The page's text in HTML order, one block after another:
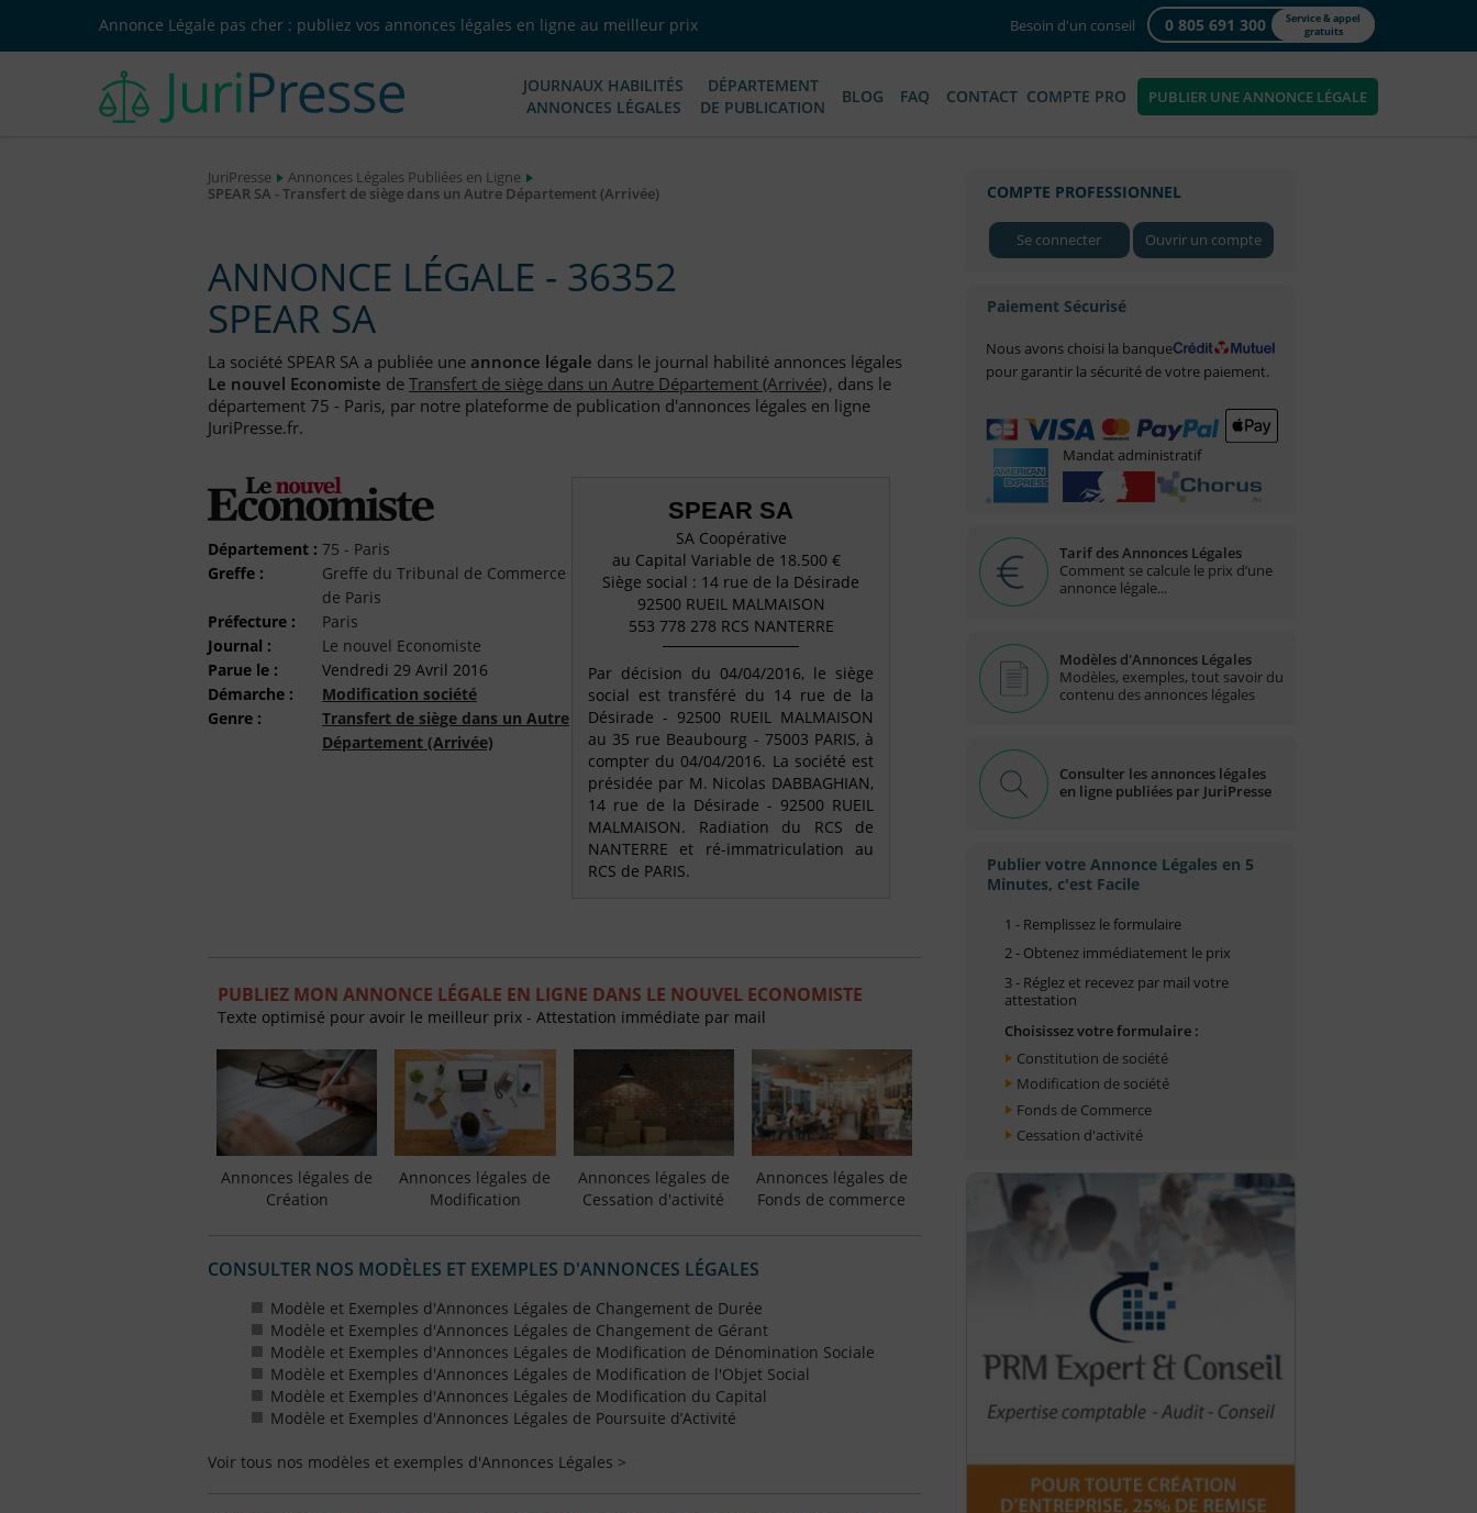
Annonce Légale pas cher : publiez vos annonces légales en ligne au meilleur prix Besoin d'un conseil 0 805 691 300
Service & appel
gratuits
JOURNAUX HABILITÉS
ANNONCES LÉGALES
DÉPARTEMENT
DE PUBLICATION
BLOG FAQ CONTACT COMPTE PRO PUBLIER UNE ANNONCE LÉGALE
JuriPresse
Annonces Légales Publiées en Ligne
SPEAR SA - Transfert de siège dans un Autre Département (Arrivée)
ANNONCE LÉGALE - 36352
SPEAR SA
La société SPEAR SA a publiée une annonce légale dans le journal habilité annonces légales
Le nouvel Economiste deTransfert de siège dans un Autre Département (Arrivée), dans le
département 75 - Paris, par notre plateforme de publication d'annonces légales en ligne
JuriPresse.fr.
Département : 75 - Paris
Greffe :
Greffe du Tribunal de Commerce
de Paris
Préfecture :
Paris
Journal :
Le nouvel Economiste
Parue le :
Vendredi 29 Avril 2016
Démarche :
Modification société
Genre :
Transfert de siège dans un Autre
Département (Arrivée)
SPEAR SA
SA Coopérative
au Capital Variable de 18.500 €
Siège social : 14 rue de la Désirade
92500 RUEIL MALMAISON
553 778 278 RCS NANTERRE
Par décision du 04/04/2016, le siège
social est transféré du 14 rue de la
Désirade - 92500 RUEIL MALMAISON
au 35 rue Beaubourg - 75003 PARIS, à
compter du 04/04/2016. La société est
présidée par M. Nicolas DABBAGHIAN,
14 rue de la Désirade - 92500 RUEIL
MALMAISON. Radiation du RCS de
NANTERRE et ré-immatriculation au
RCS de PARIS.
PUBLIEZ MON ANNONCE LÉGALE EN LIGNE DANS LE NOUVEL ECONOMISTE
Texte optimisé pour avoir le meilleur prix - Attestation immédiate par mail
Annonces légales de
Création
Annonces légales de
Modification
Annonces légales de
Cessation d'activité
Annonces légales de
Fonds de commerce
CONSULTER NOS MODÈLES ET EXEMPLES D'ANNONCES LÉGALES
Modèle et Exemples d'Annonces Légales de Changement de Durée
Modèle et Exemples d'Annonces Légales de Changement de Gérant
Modèle et Exemples d'Annonces Légales de Modification de Dénomination Sociale
Modèle et Exemples d'Annonces Légales de Modification de l'Objet Social
Modèle et Exemples d'Annonces Légales de Modification du Capital
Modèle et Exemples d'Annonces Légales de Poursuite d’Activité
Voir tous nos modèles et exemples d'Annonces Légales >
COMPTE PROFESSIONNEL
Se connecter Ouvrir un compte
Paiement Sécurisé
Nous avons choisi la banque
pour garantir la sécurité de votre paiement.
Mandat administratif
Tarif des Annonces Légales
Comment se calcule le prix d’une
annonce légale...
Modèles d'Annonces Légales
Modèles, exemples, tout savoir du
contenu des annonces légales
Consulter les annonces légales
en ligne publiées par JuriPresse
Publier votre Annonce Légales en 5
Minutes, c'est Facile
1 - Remplissez le formulaire
2 - Obtenez immédiatement le prix
3 - Réglez et recevez par mail votre
attestation
Choisissez votre formulaire :
Constitution de société
Modification de société
Fonds de Commerce
Cessation d'activité